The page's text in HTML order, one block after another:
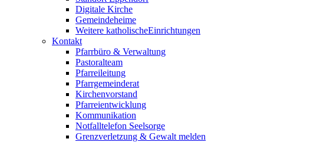
Digitale Kirche
Gemeindeheime
Weitere katholische­­Einrichtungen
Kontakt
Pfarrbüro & Verwaltung
Pastoralteam
Pfarreileitung
Pfarrgemeinderat
Kirchenvorstand
Pfarreientwicklung
Kommunikation
Notfalltelefon Seelsorge
Grenzverletzung & Gewalt melden